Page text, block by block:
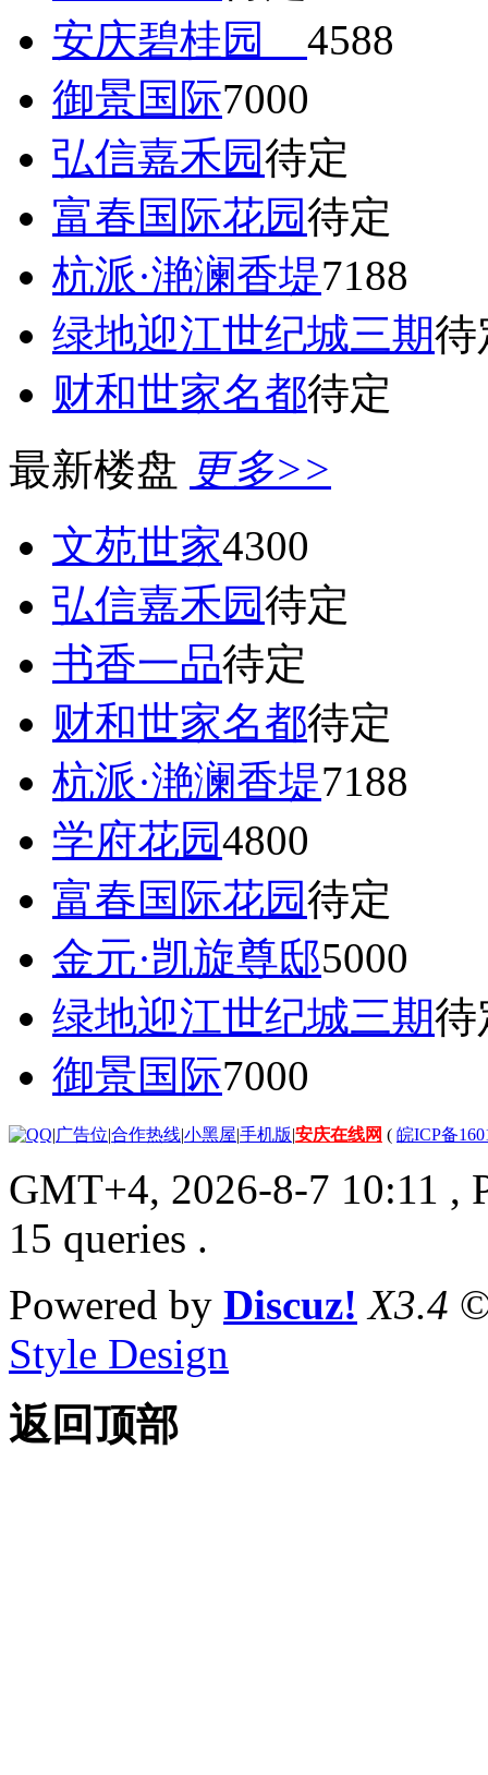
安庆碧桂园 4588
御景国际7000
弘信嘉禾园待定
富春国际花园待定
杭派·滟澜香堤7188
绿地迎江世纪城三期待
财和世家名都待定
最新楼盘 更多>>
文苑世家4300
弘信嘉禾园待定
书香一品待定
财和世家名都待定
杭派·滟澜香堤7188
学府花园4800
富春国际花园待定
金元·凯旋尊邸5000
绿地迎江世纪城三期待
御景国际7000
|广告位|合作热线|小黑屋|手机版|安庆在线网 ( 皖ICP备
GMT+4, 2026-8-7 10:11 ,
15 queries .
Powered by Discuz! X3.4
Style Design
返回顶部